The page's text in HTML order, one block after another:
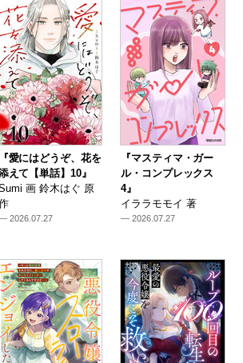
『愛にはどうぞ、花を
えて【単話】10』
画 鈴木はぐ 原
2026.07.27
『マスティマ・ガー
ル・コンプレックス
4』
イララモモイ 著
— 2026.07.27